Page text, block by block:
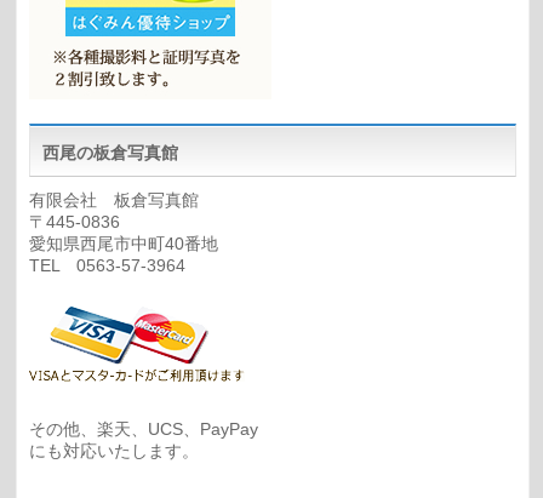
西尾の板倉写真館
有限会社 板倉写真館
〒445-0836
愛知県西尾市中町40番地
TEL 0563-57-3964
その他、楽天、UCS、PayPay
にも対応いたします。